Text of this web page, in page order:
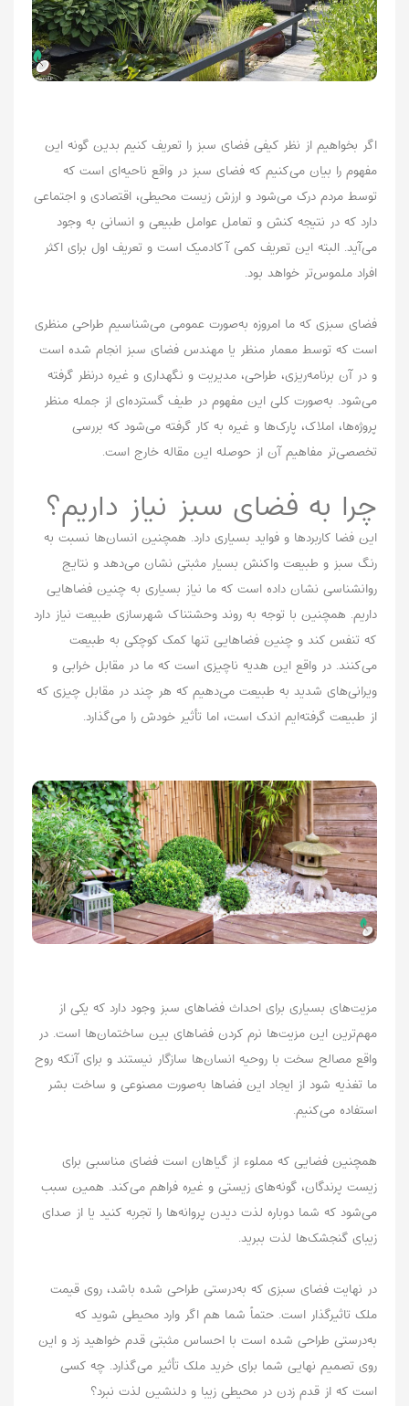
اگر بخواهیم از نظر کیفی فضای سبز را تعریف کنیم بدین گونه این
مفهوم را بیان می‌کنیم که فضای سبز در واقع ناحیه‌ای است که
توسط مردم درک می‌شود و ارزش زیست محیطی، اقتصادی و اجتماعی
دارد که در نتیجه کنش و تعامل عوامل طبیعی و انسانی به وجود
می‌آید. البته این تعریف کمی آکادمیک است و تعریف اول برای اکثر
افراد ملموس‌تر خواهد بود.
فضای سبزی که ما امروزه به‌صورت عمومی می‌شناسیم طراحی منظری
است که توسط معمار منظر یا مهندس فضای سبز انجام شده است
و در آن برنامه‌ریزی، طراحی، مدیریت و نگهداری و غیره درنظر گرفته
می‌شود. به‌صورت کلی این مفهوم در طیف گسترده‌ای از جمله منظر
پروژه‌ها، املاک، پارک‌ها و غیره به کار گرفته می‌شود که بررسی
تخصصی‌تر مفاهیم آن از حوصله این مقاله خارج است.
چرا به فضای سبز نیاز داریم؟
این فضا کاربردها و فواید بسیاری دارد. همچنین انسان‌ها نسبت به
رنگ سبز و طبیعت واکنش بسیار مثبتی نشان می‌دهد و نتایج
روانشناسی نشان داده است که ما نیاز بسیاری به چنین فضاهایی
داریم. همچنین با توجه به روند وحشتناک شهرسازی طبیعت نیاز دارد
که تنفس کند و چنین فضاهایی تنها کمک کوچکی به طبیعت
می‌کنند. در واقع این هدیه ناچیزی است که ما در مقابل خرابی و
ویرانی‌های شدید به طبیعت می‌دهیم که هر چند در مقابل چیزی که
از طبیعت گرفته‌ایم اندک است، اما تأثیر خودش را می‌گذارد.
مزیت‌های بسیاری برای احداث فضاهای سبز وجود دارد که یکی از
مهم‌ترین این مزیت‌ها نرم کردن فضاهای بین ساختمان‌ها است. در
واقع مصالح سخت با روحیه انسان‌ها سازگار نیستند و برای آنکه روح
ما تغذیه شود از ایجاد این فضاها به‌صورت مصنوعی و ساخت بشر
استفاده می‌کنیم.
همچنین فضایی که مملوء از گیاهان است فضای مناسبی برای
زیست پرندگان، گونه‌های زیستی و غیره فراهم می‌کند. همین سبب
می‌شود که شما دوباره لذت دیدن پروانه‌ها را تجربه کنید یا از صدای
زیبای گنجشک‌ها لذت ببرید.
در نهایت فضای سبزی که به‌درستی طراحی شده باشد، روی قیمت
ملک تاثیرگذار است. حتماً شما هم اگر وارد محیطی شوید که
به‌درستی طراحی شده است با احساس مثبتی قدم خواهید زد و این
روی تصمیم نهایی شما برای خرید ملک تأثیر می‌گذارد. چه کسی
است که از قدم زدن در محیطی زیبا و دلنشین لذت نبرد؟